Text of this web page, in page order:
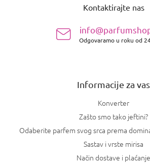
Kontaktirajte nas
Odgovaramo u roku od
Informacije za vas
Konverter
Zašto smo tako jeftini?
Odaberite parfem svog srca prema
Sastav i vrste mirisa
Način dostave i plaćanje